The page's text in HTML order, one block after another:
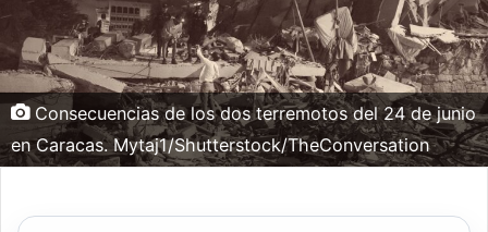
Consecuencias de los dos terremotos del 24 de junio
en Caracas. Mytaj1/Shutterstock/TheConversation